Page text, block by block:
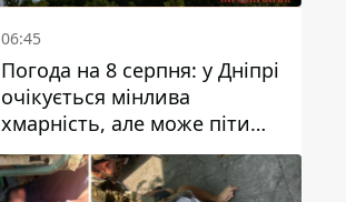
06:45
Погода на 8 серпня: у Дніпрі
очікується мінлива
хмарність, але може піти
дощ